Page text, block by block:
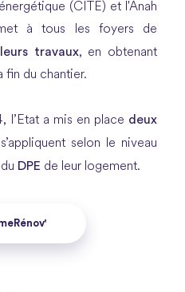
(CITE) et l'Anah
à tous les foyers de
travaux, en obtenant
fin du chantier.
l’Etat a mis en place deux
selon le niveau
DPE de leur logement.